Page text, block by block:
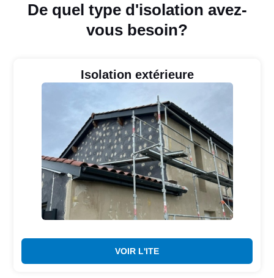
De quel type d'isolation avez-
vous besoin?
Isolation extérieure
VOIR L'ITE